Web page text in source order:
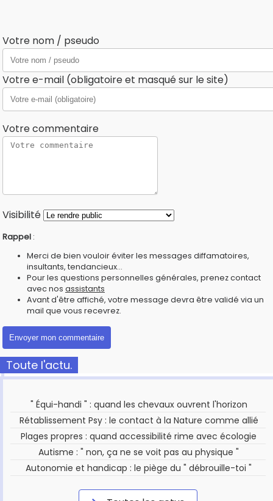
Votre nom / pseudo
Votre e-mail (obligatoire et masqué sur le site)
Votre commentaire
Visibilité
Rappel :
Merci de bien vouloir éviter les messages diffamatoires,
insultants, tendancieux...
Pour les questions personnelles générales, prenez contact
avec nos assistants
Avant d'être affiché, votre message devra être validé via un
mail que vous recevrez.
Toute l'actu.
" Équi-handi " : quand les chevaux ouvrent l'horizon
Rétablissement Psy : le contact à la Nature comme allié
Plages propres : quand accessibilité rime avec écologie
Autisme : " non, ça ne se voit pas au physique "
Autonomie et handicap : le piège du " débrouille-toi "